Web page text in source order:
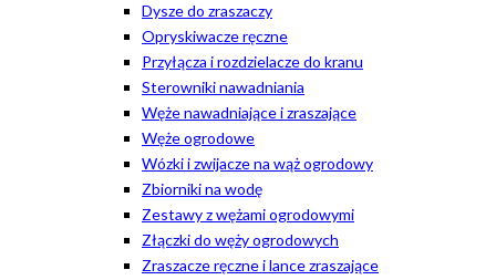
Dysze do zraszaczy
Opryskiwacze ręczne
Przyłącza i rozdzielacze do kranu
Sterowniki nawadniania
Węże nawadniające i zraszające
Węże ogrodowe
Wózki i zwijacze na wąż ogrodowy
Zbiorniki na wodę
Zestawy z wężami ogrodowymi
Złączki do węży ogrodowych
Zraszacze ręczne i lance zraszające